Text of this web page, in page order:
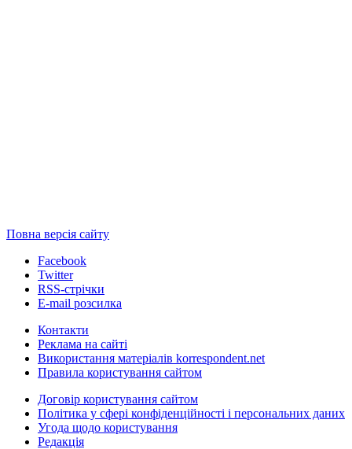
Повна версія сайту
Facebook
Twitter
RSS-стрічки
E-mail розсилка
Контакти
Реклама на сайті
Використання матеріалів korrespondent.net
Правила користування сайтом
Договір користування сайтом
Політика у сфері конфіденційності і персональних даних
Угода щодо користування
Редакція